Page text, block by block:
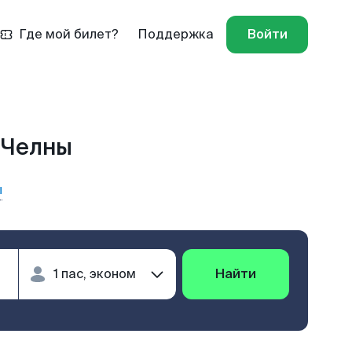
Где мой билет? Поддержка Войти
Найти